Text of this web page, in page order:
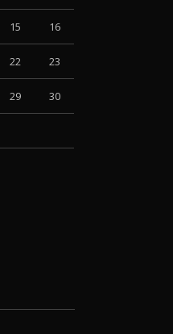
15 16
22 23
29 30